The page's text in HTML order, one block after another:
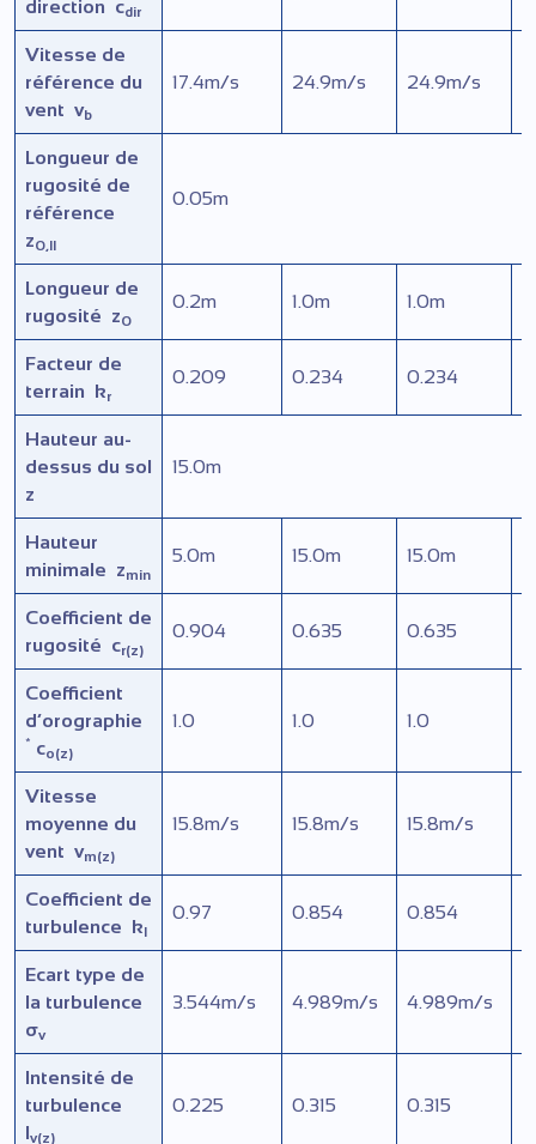
direction cdir
Vitesse de
référence du
vent vb
17.4m/s 24.9m/s 24.9m/s
Longueur de
rugosité de
référence
z0,II
0.05m
Longueur de
rugosité z0
0.2m 1.0m 1.0m
Facteur de
terrain kr
0.209 0.234 0.234
Hauteur au-
dessus du sol
z
15.0m
Hauteur
minimale zmin
5.0m 15.0m 15.0m
Coefficient de
rugosité cr(z)
0.904 0.635 0.635
Coefficient
d’orographie
* co(z)
1.0 1.0 1.0
Vitesse
moyenne du
vent vm(z)
15.8m/s 15.8m/s 15.8m/s
Coefficient de
turbulence kl
0.97 0.854 0.854
Ecart type de
la turbulence
σv
3.544m/s 4.989m/s 4.989m/s
Intensité de
turbulence
Iv(z)
0.225 0.315 0.315